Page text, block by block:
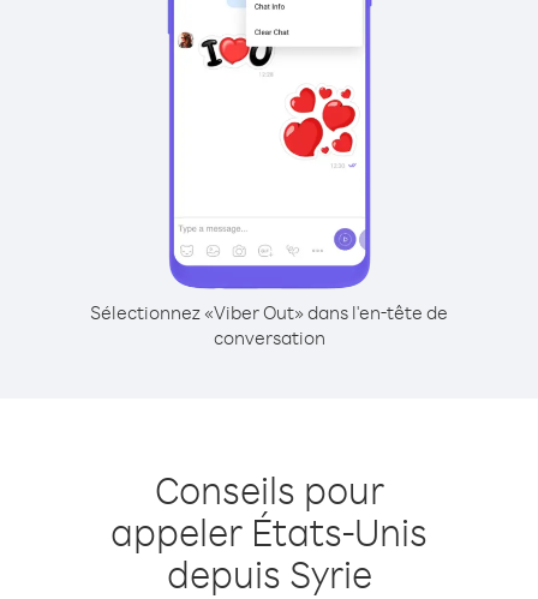
Sélectionnez «Viber Out» dans l'en-tête de
conversation
Conseils pour
appeler États-Unis
depuis Syrie